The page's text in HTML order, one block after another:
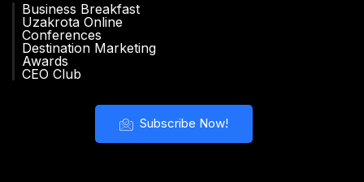
Business Breakfast
Uzakrota Online
Conferences
Destination Marketing
Awards
CEO Club
Subscribe Now!